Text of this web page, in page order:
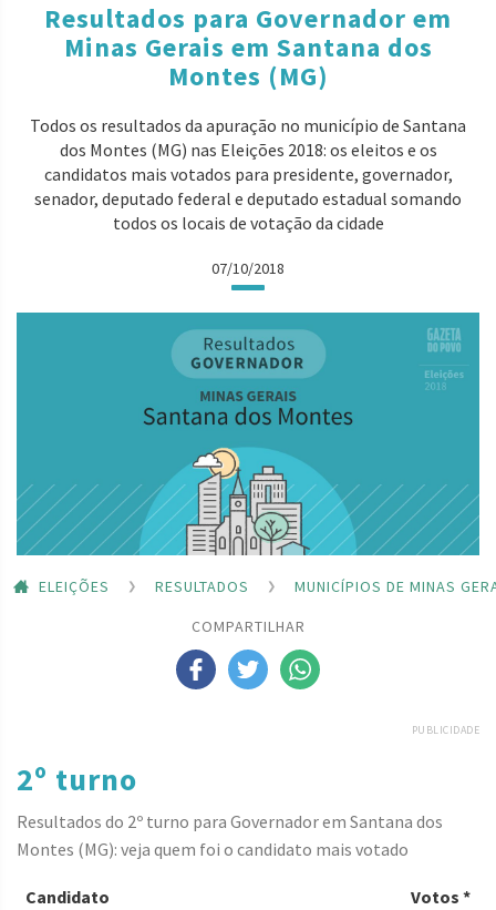
Resultados para Governador em
Minas Gerais em Santana dos
Montes (MG)
Todos os resultados da apuração no município de Santana
dos Montes (MG) nas Eleições 2018: os eleitos e os
candidatos mais votados para presidente, governador,
senador, deputado federal e deputado estadual somando
todos os locais de votação da cidade
07/10/2018
ELEIÇÕES RESULTADOS
MUNICÍPIOS DE MINAS
COMPARTILHAR
PUBLICIDADE
2º turno
Resultados do 2º turno para Governador em Santana dos
Montes (MG): veja quem foi o candidato mais votado
Candidato Votos *